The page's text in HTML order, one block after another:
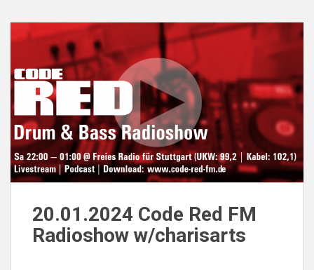
20.01.2024 Code Red FM
Radioshow w/charisarts